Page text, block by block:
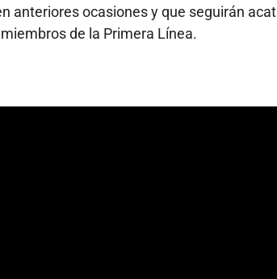
anteriores ocasiones y que seguirán
de la Primera Línea.